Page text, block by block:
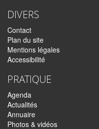
DIVERS
Contact
Plan du site
Mentions légales
Accessibilité
PRATIQUE
Agenda
Actualités
Annuaire
Photos & vidéos